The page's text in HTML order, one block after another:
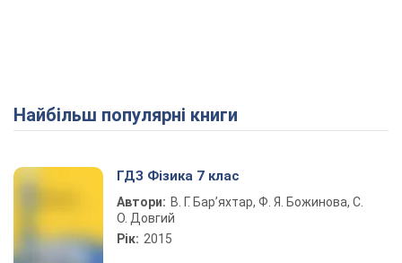
Найбільш популярні книги
ГДЗ Фізика 7 клас
Автори: В. Г. Бар’яхтар, Ф. Я. Божинова, С.
О. Довгий
Рік: 2015